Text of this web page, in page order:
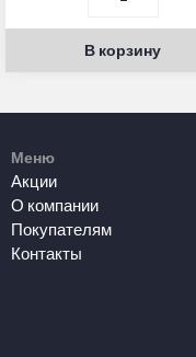
В корзину
Меню
Акции
О компании
Покупателям
Контакты